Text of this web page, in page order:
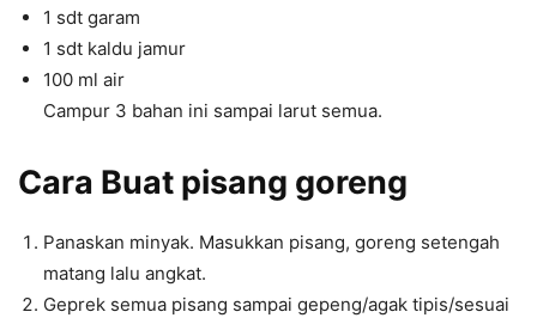
1 sdt garam
1 sdt kaldu jamur
100 ml air
Campur 3 bahan ini sampai larut semua.
Cara Buat pisang goreng
Panaskan minyak. Masukkan pisang, goreng setengah
matang lalu angkat.
Geprek semua pisang sampai gepeng/agak tipis/sesuai